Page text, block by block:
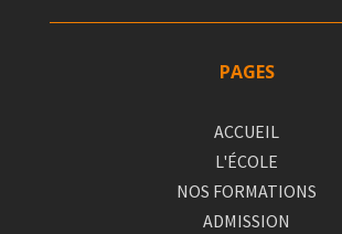
PAGES
ACCUEIL
L'ÉCOLE
NOS FORMATIONS
ADMISSION